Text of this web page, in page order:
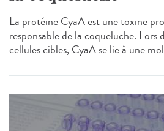
La protéine CyaA est une toxine
responsable de la coqueluche. Lors
cellules cibles, CyaA se lie à une